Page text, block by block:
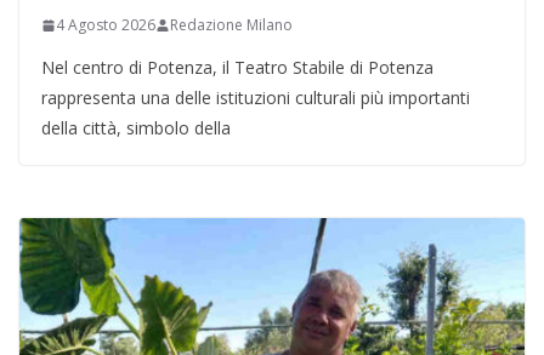
4 Agosto 2026 Redazione Milano
Nel centro di Potenza, il Teatro Stabile di Potenza
rappresenta una delle istituzioni culturali più importanti
della città, simbolo della